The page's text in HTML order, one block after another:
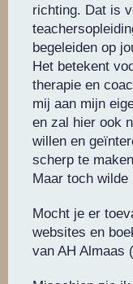
richting. Dat is
begeleiden op
Het betekent
therapie en
mij aan mijn
en zal hier ook
willen en
scherp te
Maar toch
Mocht je er
websites en
van AH Almaas